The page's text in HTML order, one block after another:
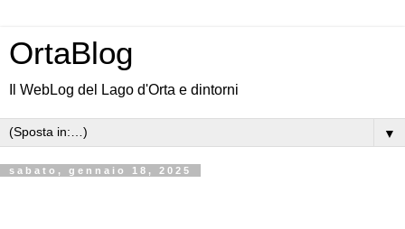
OrtaBlog
Il WebLog del Lago d'Orta e dintorni
▼
sabato, gennaio 18, 2025